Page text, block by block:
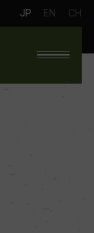
JP EN CH